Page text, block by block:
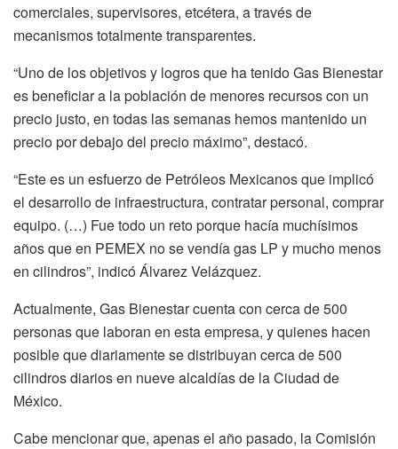
comerciales, supervisores, etcétera, a través de
mecanismos totalmente transparentes.
“Uno de los objetivos y logros que ha tenido Gas Bienestar
es beneficiar a la población de menores recursos con un
precio justo, en todas las semanas hemos mantenido un
precio por debajo del precio máximo”, destacó.
“Este es un esfuerzo de Petróleos Mexicanos que implicó
el desarrollo de infraestructura, contratar personal, comprar
equipo. (…) Fue todo un reto porque hacía muchísimos
años que en PEMEX no se vendía gas LP y mucho menos
en cilindros”, indicó Álvarez Velázquez.
Actualmente, Gas Bienestar cuenta con cerca de 500
personas que laboran en esta empresa, y quienes hacen
posible que diariamente se distribuyan cerca de 500
cilindros diarios en nueve alcaldías de la Ciudad de
México.
Cabe mencionar que, apenas el año pasado, la Comisión